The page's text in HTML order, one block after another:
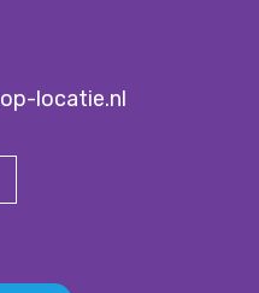
locatie.nl